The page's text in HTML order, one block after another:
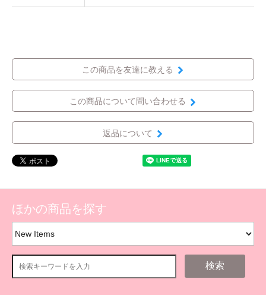
この商品を友達に教える
この商品について問い合わせる
返品について
ほかの商品を探す
検索